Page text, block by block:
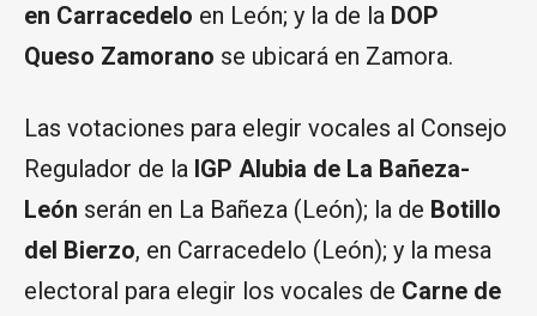
en Carracedelo en León; y la de la DOP
Queso Zamorano se ubicará en Zamora.
Las votaciones para elegir vocales al Consejo
Regulador de la IGP Alubia de La Bañeza-
León serán en La Bañeza (León); la de Botillo
del Bierzo, en Carracedelo (León); y la mesa
electoral para elegir los vocales de Carne de